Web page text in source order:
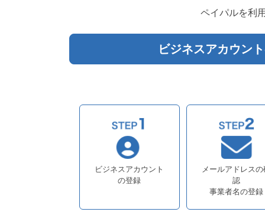
ペイパルを利
ビジネスアカウン
ビジネスアカウント
の登録
メールアドレス
認
事業者名の登録